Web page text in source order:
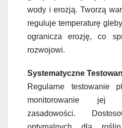
wody i erozją. Tworzą
reguluje temperaturę
ogranicza erozję, co
rozwojowi.
Systematyczne
Regularne testowanie
monitorowanie jej
zasadowości.